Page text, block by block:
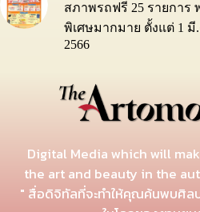
สภาพรถฟรี 25 รายการ
พิเศษมากมาย ตั้งแต่ 1 มี.
2566
Digital Media which will
the art and beauty in the
" สื่อดิจิทัลที่จะทำให้คุณค้นพบศิลป